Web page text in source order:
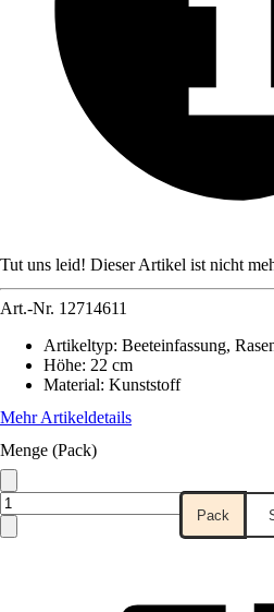
Tut uns leid! Dieser Artikel ist nicht
Art.-Nr. 12714611
Artikeltyp: Beeteinfassung,
Höhe: 22 cm
Material: Kunststoff
Mehr Artikeldetails
Menge (Pack)
Pack